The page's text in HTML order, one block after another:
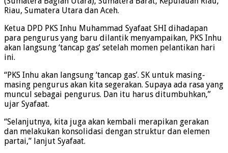
Riau, Sumatera Utara dan Aceh.
Ketua DPD PKS Inhu Muhammad Syafaat SHI dihadapan
para pengurus yang baru dilantik menyampaikan, PKS Inhu
akan langsung ‘tancap gas’ setelah momen pelantikan hari
ini.
“PKS Inhu akan langsung ‘tancap gas’. SK untuk masing-
masing pengurus akan kita segerakan. Supaya ada rasa yang
muncul sebagai pengurus. Dan itu harus ditumbuhkan,”
ujar Syafaat.
“Selanjutnya, kita juga akan kembali merapikan gerakan
dan melakukan konsolidasi dengan struktur dan elemen
partai,” lanjut Syafaat.